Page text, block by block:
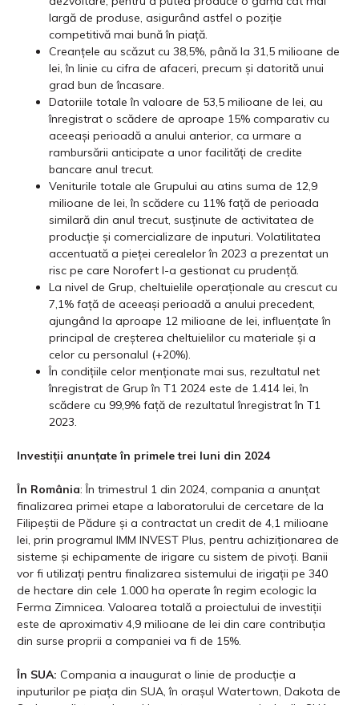
largă de produse, asigurând astfel o poziție
competitivă mai bună în piață.
Creanțele au scăzut cu 38,5%, până la 31,5 milioane de
lei, în linie cu cifra de afaceri, precum și datorită unui
grad bun de încasare.
Datoriile totale în valoare de 53,5 milioane de lei, au
înregistrat o scădere de aproape 15% comparativ cu
aceeași perioadă a anului anterior, ca urmare a
rambursării anticipate a unor facilități de credite
bancare anul trecut.
Veniturile totale ale Grupului au atins suma de 12,9
milioane de lei, în scădere cu 11% față de perioada
similară din anul trecut, susținute de activitatea de
producție și comercializare de inputuri. Volatilitatea
accentuată a pieței cerealelor în 2023 a prezentat un
risc pe care Norofert l-a gestionat cu prudență.
La nivel de Grup, cheltuielile operaționale au crescut cu
7,1% față de aceeași perioadă a anului precedent,
ajungând la aproape 12 milioane de lei, influențate în
principal de creșterea cheltuielilor cu materiale și a
celor cu personalul (+20%).
În condițiile celor menționate mai sus, rezultatul net
înregistrat de Grup în T1 2024 este de 1.414 lei, în
scădere cu 99,9% față de rezultatul înregistrat în T1
2023.
Investiții anunțate în primele trei luni din 2024
În România: În trimestrul 1 din 2024, compania a anunțat
finalizarea primei etape a laboratorului de cercetare de la
Filipeștii de Pădure și a contractat un credit de 4,1 milioane
lei, prin programul IMM INVEST Plus, pentru achiziționarea de
sisteme și echipamente de irigare cu sistem de pivoți. Banii
vor fi utilizați pentru finalizarea sistemului de irigații pe 340
de hectare din cele 1.000 ha operate în regim ecologic la
Ferma Zimnicea. Valoarea totală a proiectului de investiții
este de aproximativ 4,9 milioane de lei din care contribuția
din surse proprii a companiei va fi de 15%.
În SUA: Compania a inaugurat o linie de producție a
inputurilor pe piața din SUA, în orașul Watertown, Dakota de